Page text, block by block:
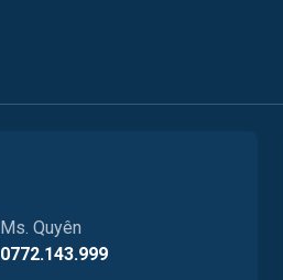
Ms. Quyên
0772.143.999